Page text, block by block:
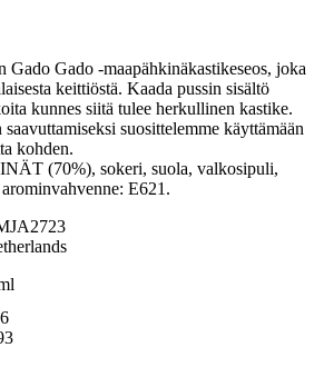
Gado Gado -maapähkinäkastikeseos, joka
keittiöstä. Kaada pussin sisältö
kunnes siitä tulee herkullinen kastike.
suosittelemme käyttämään
kohden.
(70%), sokeri, suola, valkosipuli,
E621.